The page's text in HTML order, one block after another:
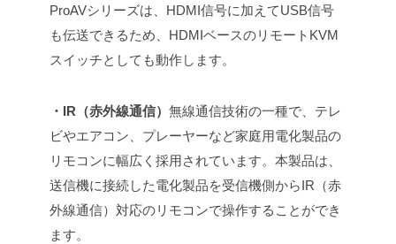
ProAVシリーズは、HDMI信号に加えてUSB信号
も伝送できるため、HDMIベースのリモートKVM
スイッチとしても動作します。
・IR（赤外線通信） 無線通信技術の一種で、テレ
ビやエアコン、プレーヤーなど家庭用電化製品の
リモコンに幅広く採用されています。本製品は、
送信機に接続した電化製品を受信機側からIR（赤
外線通信）対応のリモコンで操作することができ
ます。